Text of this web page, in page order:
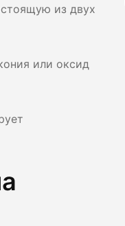
из двух
или оксид